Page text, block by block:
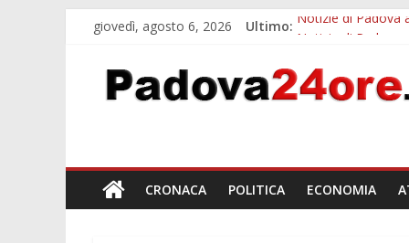
giovedì, agosto 6, 2026 Ultimo: Notizie di Padova
Transizione 4.0,
Quando le
Malattie
CRONACA POLITICA ECONOMIA